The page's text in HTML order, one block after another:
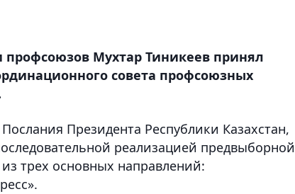
Мухтар Тиникеев принял
совета профсоюзных
Президента Республики Казахстан,
реализацией предвыборной
трех основных направлений: